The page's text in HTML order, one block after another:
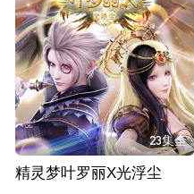
23集全
精灵梦叶罗丽X光浮尘